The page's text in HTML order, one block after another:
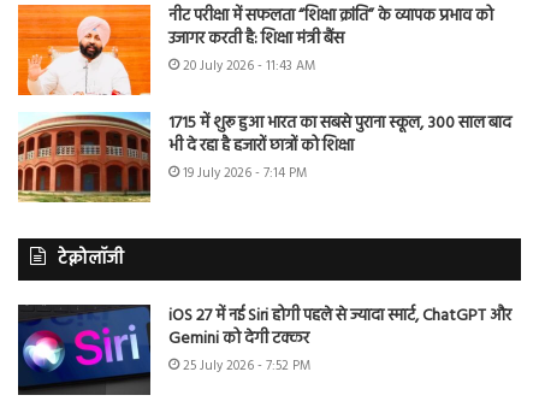
नीट परीक्षा में सफलता “शिक्षा क्रांति” के व्यापक प्रभाव को
उजागर करती है: शिक्षा मंत्री बैंस
20 July 2026 - 11:43 AM
1715 में शुरू हुआ भारत का सबसे पुराना स्कूल, 300 साल बाद
भी दे रहा है हजारों छात्रों को शिक्षा
19 July 2026 - 7:14 PM
टेक्नोलॉजी
iOS 27 में नई Siri होगी पहले से ज्यादा स्मार्ट, ChatGPT और
Gemini को देगी टक्कर
25 July 2026 - 7:52 PM